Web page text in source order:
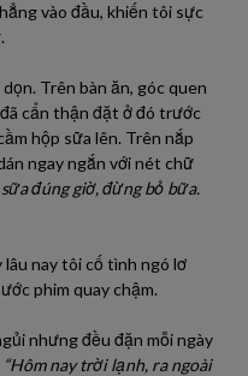
vào đầu, khiến tôi sực
Trên bàn ăn, góc quen
cẩn thận đặt ở đó trước
hộp sữa lên. Trên nắp
ngay ngắn với nét chữ
đúng giờ, đừng bỏ bữa.
lâu nay tôi cố tình ngó lơ
phim quay chậm.
nhưng đều đặn mỗi ngày
“Hôm nay trời lạnh, ra ngoài